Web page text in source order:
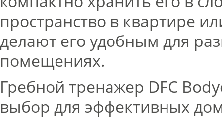
пространство в квартире
делают его удобным для
помещениях.
Гребной тренажер DFC
выбор для эффективных